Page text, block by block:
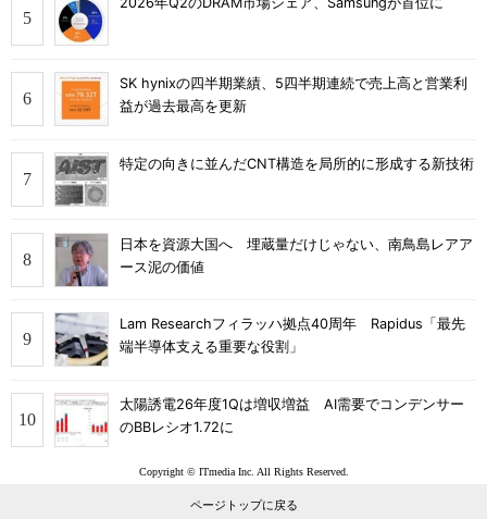
SK hynixの四半期業績、5四半期連続で売上高と営業利
益が過去最高を更新
特定の向きに並んだCNT構造を局所的に形成する新技術
日本を資源大国へ 埋蔵量だけじゃない、南鳥島レアア
ース泥の価値
Lam Researchフィラッハ拠点40周年 Rapidus「最先
端半導体支える重要な役割」
太陽誘電26年度1Qは増収増益 AI需要でコンデンサー
のBBレシオ1.72に
Copyright © ITmedia Inc. All Rights Reserved.
ページトップに戻る